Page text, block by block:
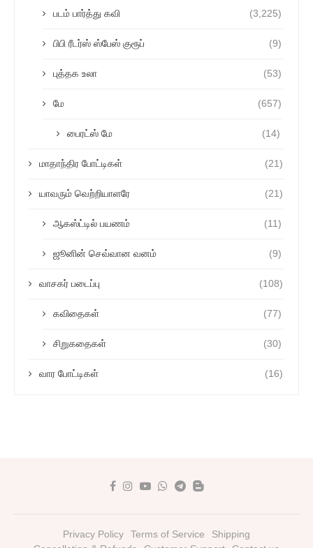
படம் பார்த்து கவி (3,225)
பிபி ரீடர்ஸ் ஸ்பேஸ் குரூப் (9)
புத்தக உலா (53)
மே (657)
பைரட்ஸ் மே (14)
மாதாந்திர போட்டிகள் (21)
யாவரும் வெற்றியாளரே (21)
ஆகஸ்ட்டில் பயணம் (11)
ஜூனின் செவ்வான வனம் (9)
வாசகர் படைப்பு (108)
கவிதைகள் (77)
சிறுகதைகள் (30)
வார போட்டிகள் (16)
Privacy Policy Terms of Service
Shipping